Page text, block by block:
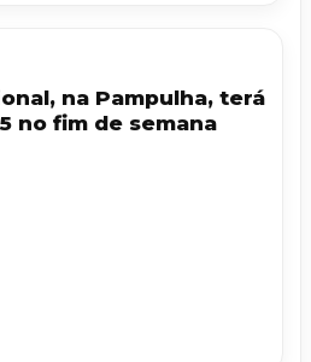
na Pampulha, terá
no fim de semana